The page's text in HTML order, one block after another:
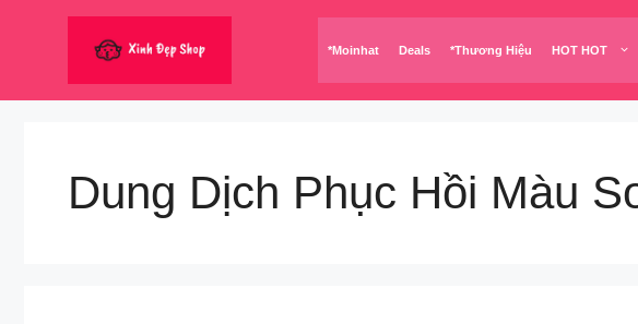
*Moinhat Deals *Thương Hiệu HOT HOT
Dung Dịch Phục Hồi Màu